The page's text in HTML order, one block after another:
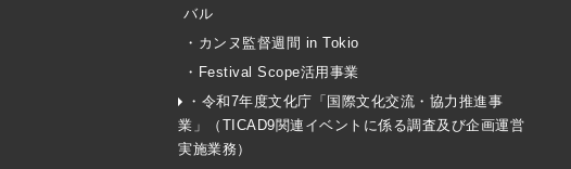
バル
・カンヌ監督週間 in Tokio
・Festival Scope活用事業
・令和7年度文化庁「国際文化交流・協力推進事
業」（TICAD9関連イベントに係る調査及び企画運営
実施業務）